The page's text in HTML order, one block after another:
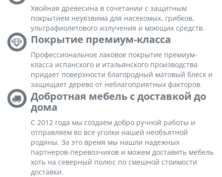
Хвойная древесина в сочетании с защитным
покрытием неуязвима для насекомых, грибков,
ультрафиолетового излучения и моющих средств.
Покрытие премиум-класса
Профессиональное лаковое покрытие премиум-
класса испанского и итальянского производства
придает поверхности благородный матовый блеск и
защищает дерево от неблагоприятных факторов.
Добротная мебель с доставкой до
дома
С 2012 года мы создаем добро ручной работы и
отправляем во все уголки нашей необъятной
родины. За это время мы нашли надежных
партнеров-перевозчиков и можем доставить мебель
хоть на северный полюс по смешной стоимости
доставки.